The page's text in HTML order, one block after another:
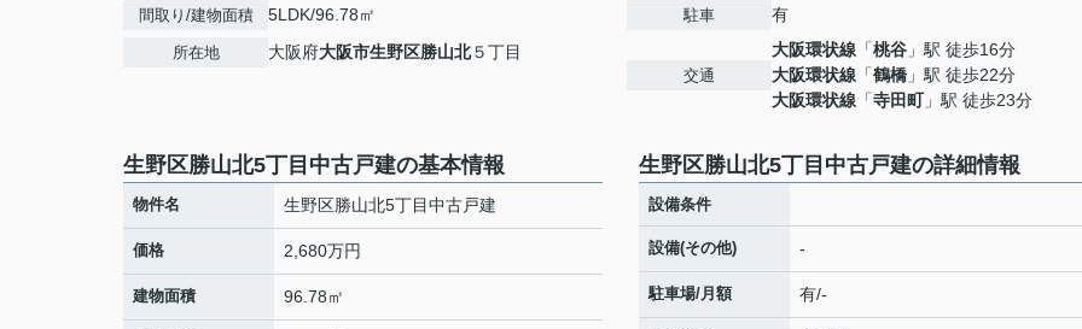
間取り/建物面積 5LDK/96.78㎡
所在地 大阪府大阪市生野区勝山北５丁目
駐車 有
交通
大阪環状線 「桃谷 」駅 徒歩16分
大阪環状線 「鶴橋 」駅 徒歩22分
大阪環状線 「寺田町」駅 徒歩23分
生野区勝山北5丁目中古戸建の基本情報
物件名 生野区勝山北5丁目中古戸建
価格 2,680万円
建物面積 96.78㎡
生野区勝山北5丁目中古戸建の詳細情報
設備条件
設備(その他) -
駐車場/月額 有/-